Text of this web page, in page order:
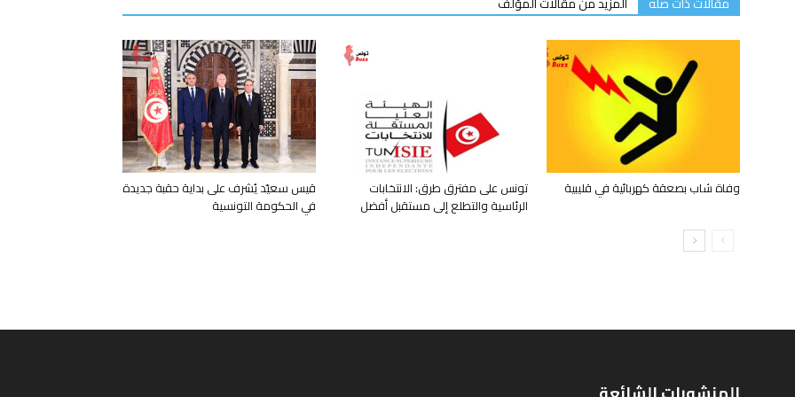
قيس سعيّد يُشرف على بداية حقبة جديدة
في الحكومة التونسية
تونس على مفترق طرق: الانتخابات
الرئاسية والتطلع إلى مستقبل أفضل
وفاة شاب بصعقة كهربائية في قليبية